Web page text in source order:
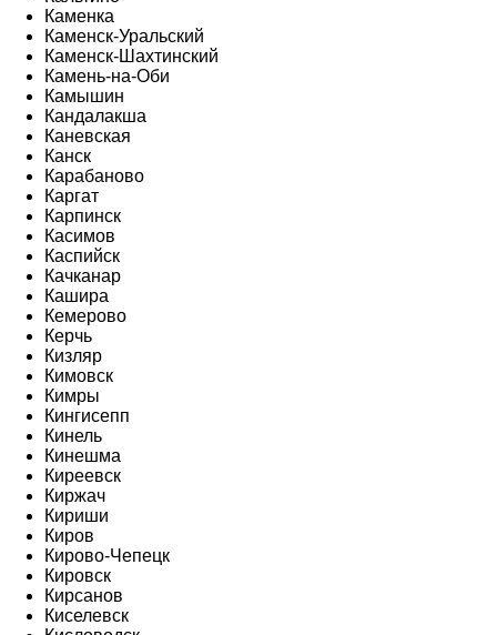
Каменка
Каменск-Уральский
Каменск-Шахтинский
Камень-на-Оби
Камышин
Кандалакша
Каневская
Канск
Карабаново
Каргат
Карпинск
Касимов
Каспийск
Качканар
Кашира
Кемерово
Керчь
Кизляр
Кимовск
Кимры
Кингисепп
Кинель
Кинешма
Киреевск
Киржач
Кириши
Киров
Кирово-Чепецк
Кировск
Кирсанов
Киселевск